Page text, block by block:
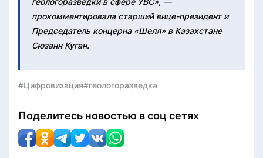
прокомментировала старший вице-президент и
Председатель концерна «Шелл» в Казахстане
Сюзанн Куган.
#Цифровизация#геологоразведка
Поделитесь новостью в соц сетях